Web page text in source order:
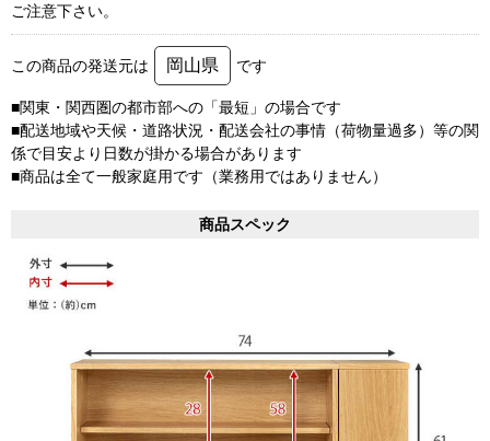
ご注意下さい。
この商品の発送元は 岡山県 です
■関東・関西圏の都市部への「最短」の場合です
■配送地域や天候・道路状況・配送会社の事情（荷物量過多）等の関
係で目安より日数が掛かる場合があります
■商品は全て一般家庭用です（業務用ではありません）
商品スペック